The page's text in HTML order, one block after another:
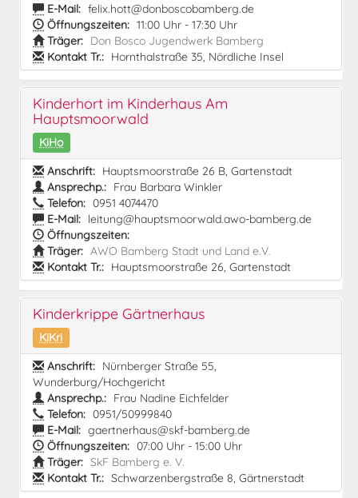
E-Mail: felix.hott@donboscobamberg.de
Öffnungszeiten: 11:00 Uhr - 17:30 Uhr
Träger: Don Bosco Jugendwerk Bamberg
Kontakt Tr.: Hornthalstraße 35, Nördliche Insel
Kinderhort im Kinderhaus Am
Hauptsmoorwald
KiHo
Anschrift: Hauptsmoorstraße 26 B, Gartenstadt
Ansprechp.: Frau Barbara Winkler
Telefon: 0951 4074470
E-Mail: leitung@hauptsmoorwald.awo-bamberg.de
Öffnungszeiten:
Träger: AWO Bamberg Stadt und Land e.V.
Kontakt Tr.: Hauptsmoorstraße 26, Gartenstadt
Kinderkrippe Gärtnerhaus
KiKri
Anschrift: Nürnberger Straße 55,
Wunderburg/Hochgericht
Ansprechp.: Frau Nadine Eichfelder
Telefon: 0951/50999840
E-Mail: gaertnerhaus@skf-bamberg.de
Öffnungszeiten: 07:00 Uhr - 15:00 Uhr
Träger: SkF Bamberg e. V.
Kontakt Tr.: Schwarzenbergstraße 8, Gärtnerstadt